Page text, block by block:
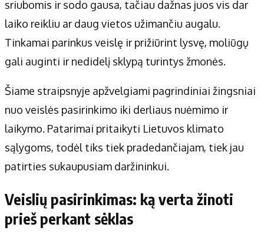
Apie mus
Autoriai
Kontaktai
Privatumo politika
Receptai
sriubomis ir sodo gausa, tačiau dažnas juos vis dar
laiko reikliu ar daug vietos užimančiu augalu.
Tinkamai parinkus veislę ir prižiūrint lysvę, moliūgų
gali auginti ir nedidelį sklypą turintys žmonės.
Šiame straipsnyje apžvelgiami pagrindiniai žingsniai
nuo veislės pasirinkimo iki derliaus nuėmimo ir
laikymo. Patarimai pritaikyti Lietuvos klimato
sąlygoms, todėl tiks tiek pradedančiajam, tiek jau
patirties sukaupusiam daržininkui.
Veislių pasirinkimas: ką verta žinoti
prieš perkant sėklas